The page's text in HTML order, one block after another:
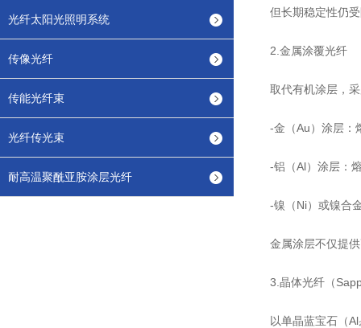
光纤太阳光照明系统
传像光纤
传能光纤束
光纤传光束
耐高温聚酰亚胺涂层光纤
但长期稳定性仍
2.金属涂覆光纤
取代有机涂层，
-金（Au）涂层：
-铝（Al）涂层：
-镍（Ni）或镍合
金属涂层不仅提
3.晶体光纤（
以单晶蓝宝石（